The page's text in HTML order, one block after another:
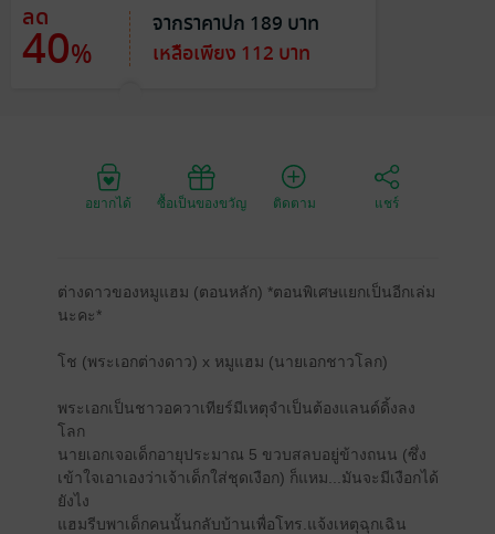
ลด
40%
จากราคาปก 189 บาท
เหลือเพียง 112 บาท
อยากได้ ซื้อเป็นของขวัญ ติดตาม แชร์
ต่างดาวของหมูแฮม (ตอนหลัก) *ตอนพิเศษแยกเป็นอีกเล่ม
นะคะ*
โช (พระเอกต่างดาว) x หมูแฮม (นายเอกชาวโลก)
พระเอกเป็นชาวอควาเทียร์มีเหตุจำเป็นต้องแลนด์ดิ้งลง
โลก
นายเอกเจอเด็กอายุประมาณ 5 ขวบสลบอยู่ข้างถนน (ซึ่ง
เข้าใจเอาเองว่าเจ้าเด็กใส่ชุดเงือก) ก็แหม...มันจะมีเงือกได้
ยังไง
แฮมรีบพาเด็กคนนั้นกลับบ้านเพื่อโทร.แจ้งเหตุฉุกเฉิน